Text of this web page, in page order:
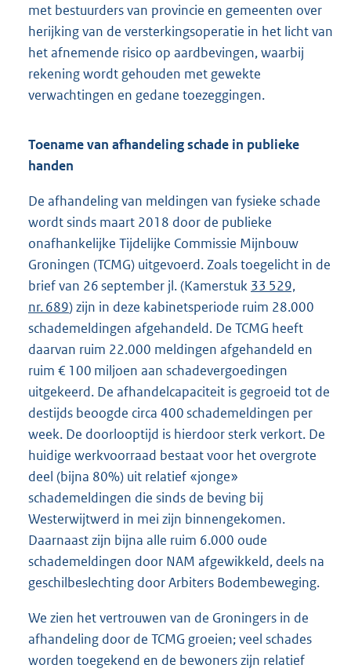
met bestuurders van provincie en gemeenten over
herijking van de versterkingsoperatie in het licht van
het afnemende risico op aardbevingen, waarbij
rekening wordt gehouden met gewekte
verwachtingen en gedane toezeggingen.
Toename van afhandeling schade in publieke
handen
De afhandeling van meldingen van fysieke schade
wordt sinds maart 2018 door de publieke
onafhankelijke Tijdelijke Commissie Mijnbouw
Groningen (TCMG) uitgevoerd. Zoals toegelicht in de
brief van 26 september jl. (Kamerstuk 33 529,
nr. 689) zijn in deze kabinetsperiode ruim 28.000
schademeldingen afgehandeld. De TCMG heeft
daarvan ruim 22.000 meldingen afgehandeld en
ruim € 100 miljoen aan schadevergoedingen
uitgekeerd. De afhandelcapaciteit is gegroeid tot de
destijds beoogde circa 400 schademeldingen per
week. De doorlooptijd is hierdoor sterk verkort. De
huidige werkvoorraad bestaat voor het overgrote
deel (bijna 80%) uit relatief «jonge»
schademeldingen die sinds de beving bij
Westerwijtwerd in mei zijn binnengekomen.
Daarnaast zijn bijna alle ruim 6.000 oude
schademeldingen door NAM afgewikkeld, deels na
geschilbeslechting door Arbiters Bodembeweging.
We zien het vertrouwen van de Groningers in de
afhandeling door de TCMG groeien; veel schades
worden toegekend en de bewoners zijn relatief